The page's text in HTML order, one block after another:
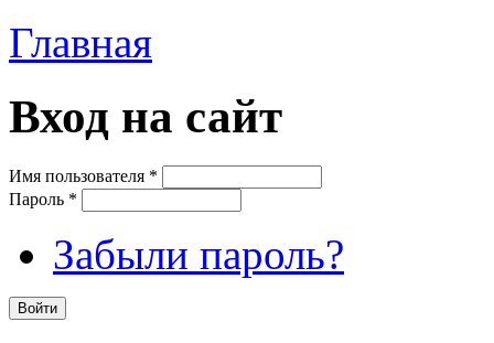
Главная
Вход на сайт
Имя пользователя *
Пароль *
Забыли пароль?